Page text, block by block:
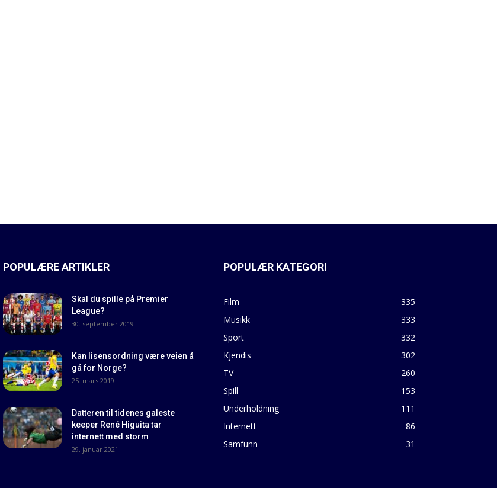
POPULÆRE ARTIKLER
Skal du spille på Premier
League?
30. september 2019
Kan lisensordning være veien å
gå for Norge?
25. mars 2019
Datteren til tidenes galeste
keeper René Higuita tar
internett med storm
29. januar 2021
POPULÆR KATEGORI
Film
335
Musikk
333
Sport
332
Kjendis
302
TV
260
Spill
153
Underholdning
111
Internett
86
Samfunn
31